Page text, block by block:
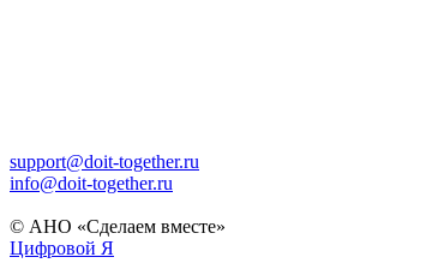
support@doit-together.ru
info@doit-together.ru
© АНО «Сделаем вместе»
Цифровой Я